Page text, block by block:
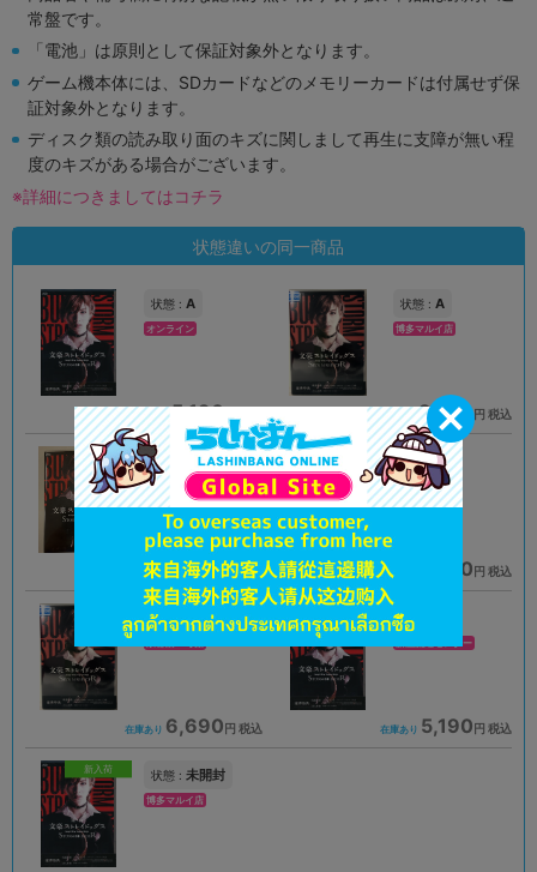
常盤です。
「電池」は原則として保証対象外となります。
ゲーム機本体には、SDカードなどのメモリーカードは付属せず保
証対象外となります。
ディスク類の読み取り面のキズに関しまして再生に支障が無い程
度のキズがある場合がございます。
※詳細につきましてはコチラ
状態違いの同一商品
状態 : A
オンライン
品切状態 5,190
状態 : A
博多マルイ店
在庫あり 8,019円 税込
状態 :
小倉店
在庫あり 5,931円 税込
状態 :A
浜松店
在庫あり 6,690円 税込
状態 :未開封
在庫あり 6,690円 税込
状態 :
新座流通センター
在庫あり 5,190円 税込
新入荷 状態 : 未開封
博多マルイ店